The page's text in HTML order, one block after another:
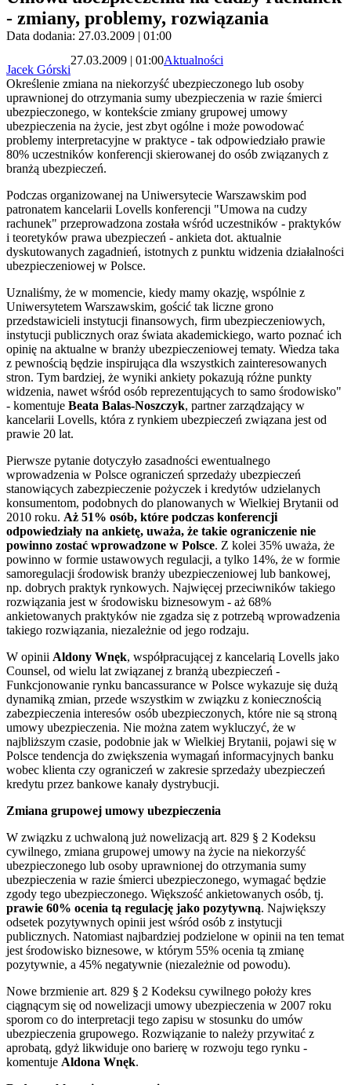
- zmiany, problemy, rozwiązania
Data dodania: 27.03.2009 | 01:00
Jacek Górski
27.03.2009 | 01:00Aktualności
Określenie zmiana na niekorzyść ubezpieczonego lub osoby
uprawnionej do otrzymania sumy ubezpieczenia w razie śmierci
ubezpieczonego, w kontekście zmiany grupowej umowy
ubezpieczenia na życie, jest zbyt ogólne i może powodować
problemy interpretacyjne w praktyce - tak odpowiedziało prawie
80% uczestników konferencji skierowanej do osób związanych z
branżą ubezpieczeń.
Podczas organizowanej na Uniwersytecie Warszawskim pod
patronatem kancelarii Lovells konferencji "Umowa na cudzy
rachunek" przeprowadzona została wśród uczestników - praktyków
i teoretyków prawa ubezpieczeń - ankieta dot. aktualnie
dyskutowanych zagadnień, istotnych z punktu widzenia działalności
ubezpieczeniowej w Polsce.
Uznaliśmy, że w momencie, kiedy mamy okazję, wspólnie z
Uniwersytetem Warszawskim, gościć tak liczne grono
przedstawicieli instytucji finansowych, firm ubezpieczeniowych,
instytucji publicznych oraz świata akademickiego, warto poznać ich
opinię na aktualne w branży ubezpieczeniowej tematy. Wiedza taka
z pewnością będzie inspirująca dla wszystkich zainteresowanych
stron. Tym bardziej, że wyniki ankiety pokazują różne punkty
widzenia, nawet wśród osób reprezentujących to samo środowisko"
- komentuje Beata Balas-Noszczyk, partner zarządzający w
kancelarii Lovells, która z rynkiem ubezpieczeń związana jest od
prawie 20 lat.
Pierwsze pytanie dotyczyło zasadności ewentualnego
wprowadzenia w Polsce ograniczeń sprzedaży ubezpieczeń
stanowiących zabezpieczenie pożyczek i kredytów udzielanych
konsumentom, podobnych do planowanych w Wielkiej Brytanii od
2010 roku. Aż 51% osób, które podczas konferencji
odpowiedziały na ankietę, uważa, że takie ograniczenie nie
powinno zostać wprowadzone w Polsce. Z kolei 35% uważa, że
powinno w formie ustawowych regulacji, a tylko 14%, że w formie
samoregulacji środowisk branży ubezpieczeniowej lub bankowej,
np. dobrych praktyk rynkowych. Najwięcej przeciwników takiego
rozwiązania jest w środowisku biznesowym - aż 68%
ankietowanych praktyków nie zgadza się z potrzebą wprowadzenia
takiego rozwiązania, niezależnie od jego rodzaju.
W opinii Aldony Wnęk, współpracującej z kancelarią Lovells jako
Counsel, od wielu lat związanej z branżą ubezpieczeń -
Funkcjonowanie rynku bancassurance w Polsce wykazuje się dużą
dynamiką zmian, przede wszystkim w związku z koniecznością
zabezpieczenia interesów osób ubezpieczonych, które nie są stroną
umowy ubezpieczenia. Nie można zatem wykluczyć, że w
najbliższym czasie, podobnie jak w Wielkiej Brytanii, pojawi się w
Polsce tendencja do zwiększenia wymagań informacyjnych banku
wobec klienta czy ograniczeń w zakresie sprzedaży ubezpieczeń
kredytu przez bankowe kanały dystrybucji.
Zmiana grupowej umowy ubezpieczenia
W związku z uchwaloną już nowelizacją art. 829 § 2 Kodeksu
cywilnego, zmiana grupowej umowy na życie na niekorzyść
ubezpieczonego lub osoby uprawnionej do otrzymania sumy
ubezpieczenia w razie śmierci ubezpieczonego, wymagać będzie
zgody tego ubezpieczonego. Większość ankietowanych osób, tj.
prawie 60% ocenia tą regulację jako pozytywną. Największy
odsetek pozytywnych opinii jest wśród osób z instytucji
publicznych. Natomiast najbardziej podzielone w opinii na ten temat
jest środowisko biznesowe, w którym 55% ocenia tą zmianę
pozytywnie, a 45% negatywnie (niezależnie od powodu).
Nowe brzmienie art. 829 § 2 Kodeksu cywilnego położy kres
ciągnącym się od nowelizacji umowy ubezpieczenia w 2007 roku
sporom co do interpretacji tego zapisu w stosunku do umów
ubezpieczenia grupowego. Rozwiązanie to należy przywitać z
aprobatą, gdyż likwiduje ono barierę w rozwoju tego rynku -
komentuje Aldona Wnęk.